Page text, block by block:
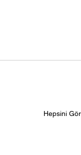
Hepsini Gör